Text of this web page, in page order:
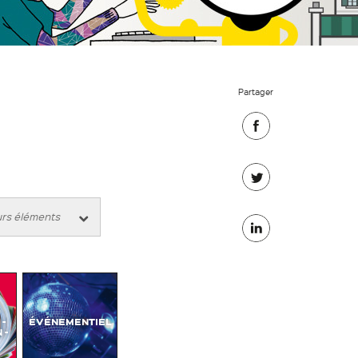
-
ÉVÉNEMENTIEL
Partager
sur
Facebook
sur
Twitter